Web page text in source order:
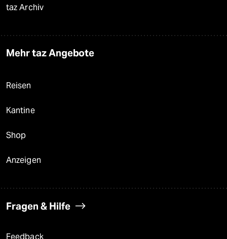
taz Archiv
Mehr taz Angebote
Reisen
Kantine
Shop
Anzeigen
Fragen & Hilfe
Feedback